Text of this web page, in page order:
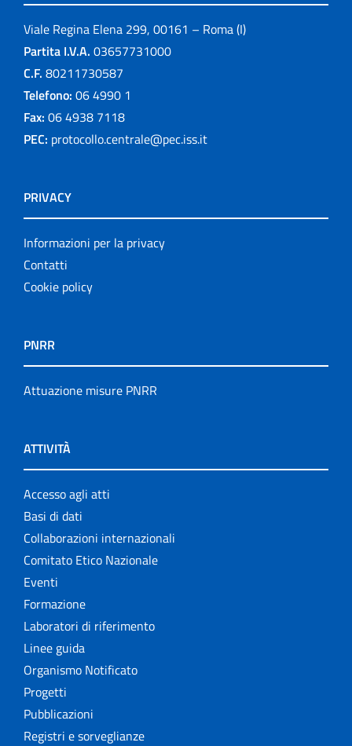
Viale Regina Elena 299, 00161 – Roma (I)
Partita I.V.A. 03657731000
C.F. 80211730587
Telefono: 06 4990 1
Fax: 06 4938 7118
PEC: protocollo.centrale@pec.iss.it
PRIVACY
Informazioni per la privacy
Contatti
Cookie policy
PNRR
Attuazione misure PNRR
ATTIVITÀ
Accesso agli atti
Basi di dati
Collaborazioni internazionali
Comitato Etico Nazionale
Eventi
Formazione
Laboratori di riferimento
Linee guida
Organismo Notificato
Progetti
Pubblicazioni
Registri e sorveglianze